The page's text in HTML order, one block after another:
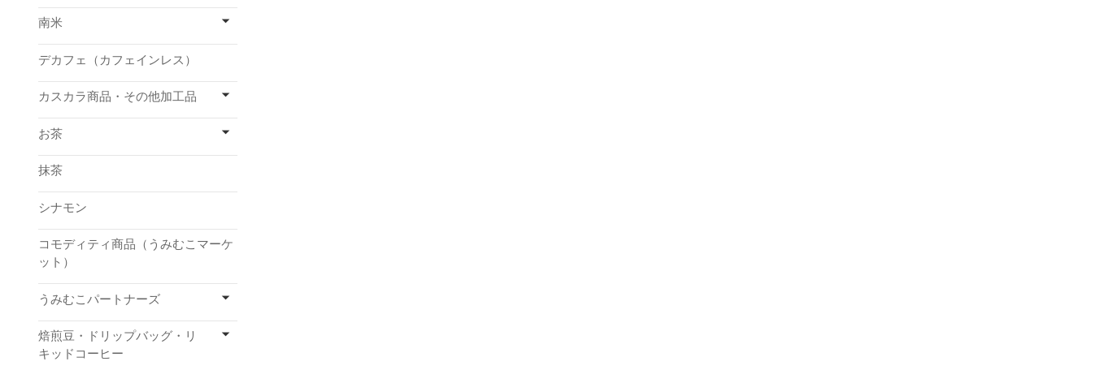
南米
デカフェ（カフェインレス）
カスカラ商品・その他加工品
お茶
抹茶
シナモン
コモディティ商品（うみむこマーケ
ット）
うみむこパートナーズ
焙煎豆・ドリップバッグ・リ
キッドコーヒー